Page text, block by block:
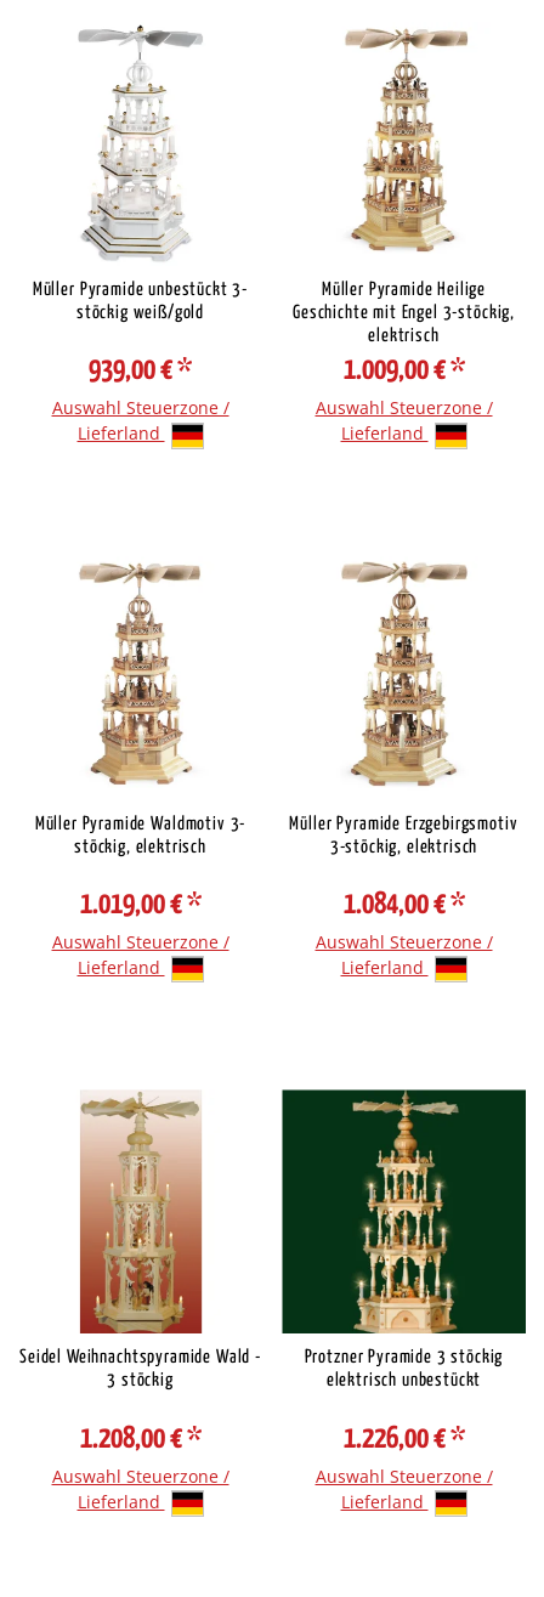
Müller Pyramide unbestückt 3-
stöckig weiß/gold
939,00 €*
Auswahl Steuerzone /
Lieferland
Müller Pyramide Heilige
Geschichte mit Engel 3-stöckig,
elektrisch
1.009,00 €*
Auswahl Steuerzone /
Lieferland
Müller Pyramide Waldmotiv 3-
stöckig, elektrisch
1.019,00 €*
Auswahl Steuerzone /
Lieferland
Müller Pyramide Erzgebirgsmotiv
3-stöckig, elektrisch
1.084,00 €*
Auswahl Steuerzone /
Lieferland
Seidel Weihnachtspyramide Wald -
3 stöckig
1.208,00 €*
Auswahl Steuerzone /
Lieferland
Protzner Pyramide 3 stöckig
elektrisch unbestückt
1.226,00 €*
Auswahl Steuerzone /
Lieferland